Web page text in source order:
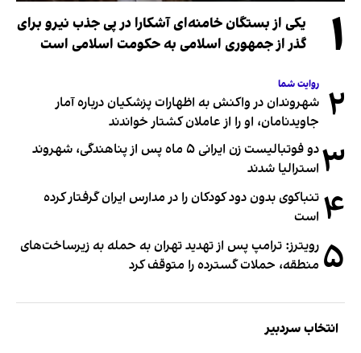
۱
یکی از بستگان خامنه‌ای آشکارا در پی جذب نیرو برای
گذر از جمهوری اسلامی به حکومت اسلامی است
۲ روایت شما
شهروندان در واکنش به اظهارات پزشکیان درباره آمار
جاویدنامان، او را از عاملان کشتار خواندند
۳
دو فوتبالیست زن ایرانی ۵ ماه پس از پناهندگی، شهروند
استرالیا شدند
۴ تنباکوی بدون دود کودکان را در مدارس ایران گرفتار کرده
است
۵ رویترز: ترامپ پس از تهدید تهران به حمله به زیرساخت‌های
منطقه، حملات گسترده را متوقف کرد
انتخاب سردبیر